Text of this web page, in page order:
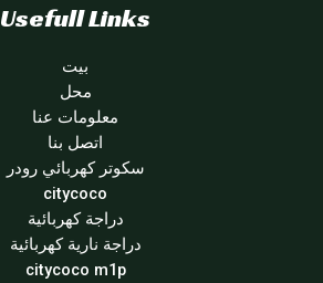
Usefull Links
بيت
محل
معلومات عنا
اتصل بنا
سكوتر كهربائي رودر
citycoco
دراجة كهربائية
دراجة نارية كهربائية
citycoco m1p